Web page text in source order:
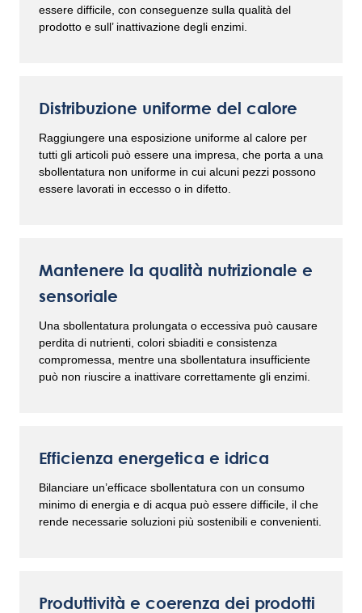
essere difficile, con conseguenze sulla qualità del
prodotto e sull’ inattivazione degli enzimi.
Distribuzione uniforme del calore
Raggiungere una esposizione uniforme al calore per
tutti gli articoli può essere una impresa, che porta a una
sbollentatura non uniforme in cui alcuni pezzi possono
essere lavorati in eccesso o in difetto.
Mantenere la qualità nutrizionale e
sensoriale
Una sbollentatura prolungata o eccessiva può causare
perdita di nutrienti, colori sbiaditi e consistenza
compromessa, mentre una sbollentatura insufficiente
può non riuscire a inattivare correttamente gli enzimi.
Efficienza energetica e idrica
Bilanciare un’efficace sbollentatura con un consumo
minimo di energia e di acqua può essere difficile, il che
rende necessarie soluzioni più sostenibili e convenienti.
Produttività e coerenza dei prodotti